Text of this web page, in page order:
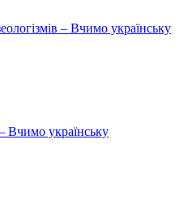
– Вчимо українську
Вчимо українську